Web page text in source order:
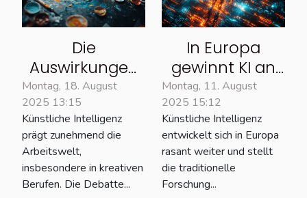
Die
Auswirkungen
von KI in
kreativen
Berufen:
Ideenquelle
oder Hindernis
für Originalität?
Montag, 18. August
2025 13:15
Künstliche Intelligenz
prägt zunehmend die
Arbeitswelt,
insbesondere in kreativen
Berufen. Die Debatte...
In Europa
gewinnt KI an
Boden
gegenüber der
traditionellen
Forschung
Montag, 11. August
2025 15:12
Künstliche Intelligenz
entwickelt sich in Europa
rasant weiter und stellt
die traditionelle
Forschung...